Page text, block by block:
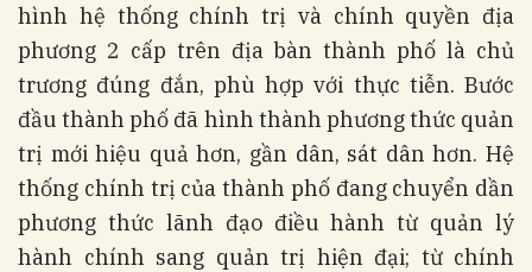
hình hệ thống chính trị và chính quyền địa
phương 2 cấp trên địa bàn thành phố là chủ
trương đúng đắn, phù hợp với thực tiễn. Bước
đầu thành phố đã hình thành phương thức quản
trị mới hiệu quả hơn, gần dân, sát dân hơn. Hệ
thống chính trị của thành phố đang chuyển dần
phương thức lãnh đạo điều hành từ quản lý
hành chính sang quản trị hiện đại; từ chính